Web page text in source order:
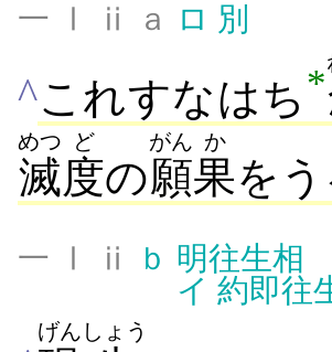
一 Ⅰ ⅱ ａ ロ 別
^これすなはち *
滅
めつ
度
ど
の願
がん
果
か
を
一 Ⅰ ⅱ ｂ 明往生相
イ 約即往
げん しょう